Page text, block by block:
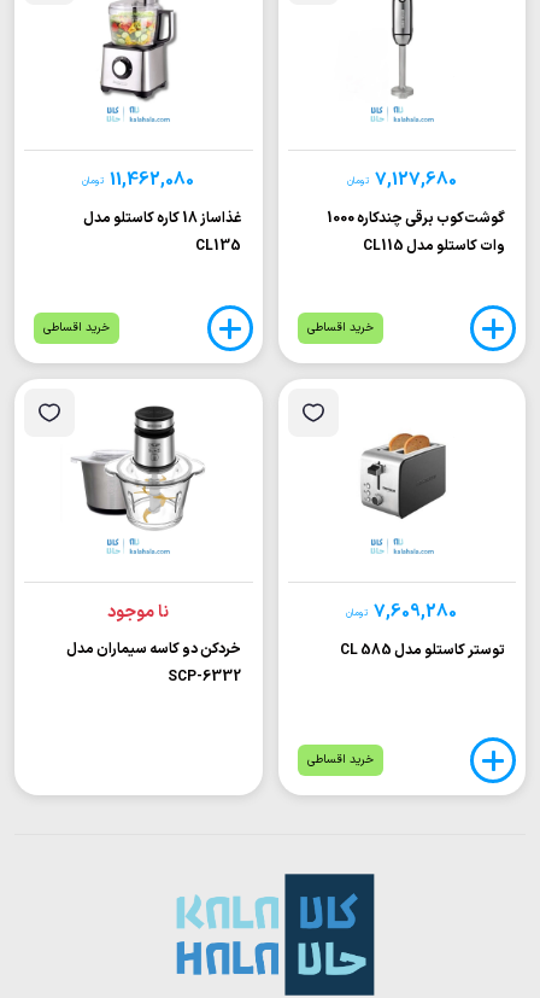
7,127,680 تومان
گوشت‌کوب برقی چندکاره 1000
وات کاستلو مدل CL115
خرید اقساطی
11,462,080 تومان
غذاساز 18 کاره کاستلو مدل
CL135
خرید اقساطی
7,609,280 تومان
توستر کاستلو مدل CL 585
خرید اقساطی
نا موجود
خردکن دو کاسه سیماران مدل
SCP-6332